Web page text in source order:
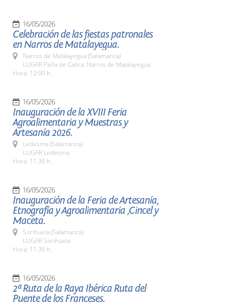
16/05/2026
Celebración de las fiestas patronales
en Narros de Matalayegua.
Narros de Matalayegua (Salamanca)
LUGAR Peña de Cabra. Narros de Matalayegua
Hora: 12:00 h.
16/05/2026
Inauguración de la XVIII Feria
Agroalimentaria y Muestras y
Artesanía 2026.
Ledesma (Salamanca)
LUGAR Ledesma
Hora: 11:30 h.
16/05/2026
Inauguración de la Feria de Artesanía,
Etnografía y Agroalimentaria ,Cincel y
Maceta.
Sorihuela (Salamanca)
LUGAR Sorihuela
Hora: 11:30 h.
16/05/2026
2ª Ruta de la Raya Ibérica Ruta del
Puente de los Franceses.